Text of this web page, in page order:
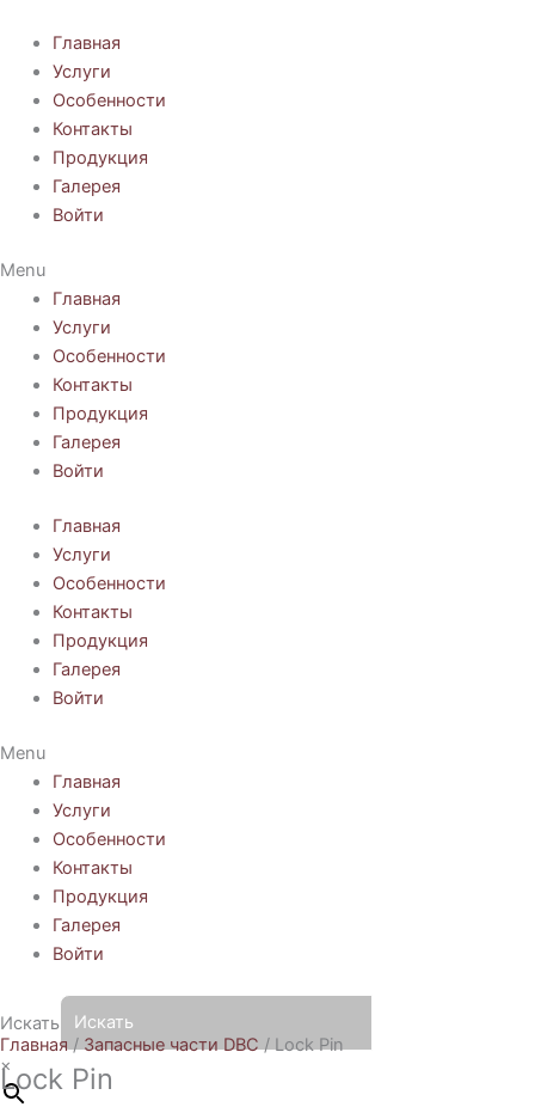
содержимому
Главная
Услуги
Особенности
Контакты
Продукция
Галерея
Войти
Menu
Главная
Услуги
Особенности
Контакты
Продукция
Галерея
Войти
Главная
Услуги
Особенности
Контакты
Продукция
Галерея
Войти
Menu
Главная
Услуги
Особенности
Контакты
Продукция
Галерея
Войти
Искать
×
Главная / Запасные части DBC / Lock Pin
Lock Pin